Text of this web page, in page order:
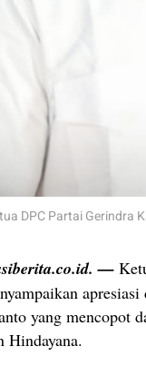
DPC Partai Gerindra
—
yang mencopot
Hindayana.